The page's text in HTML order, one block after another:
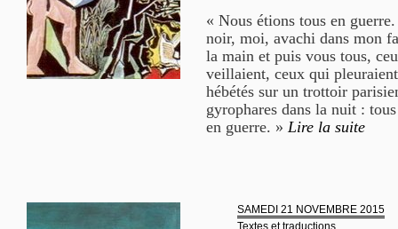
« Nous étions tous en
noir, moi, avachi dans mon
la main et puis vous tous,
veillaient, ceux qui
hébétés sur un trottoir
gyrophares dans la nuit :
en guerre. » Lire la suite
SAMEDI 21 NOVEMBRE 2015
Textes et traductions